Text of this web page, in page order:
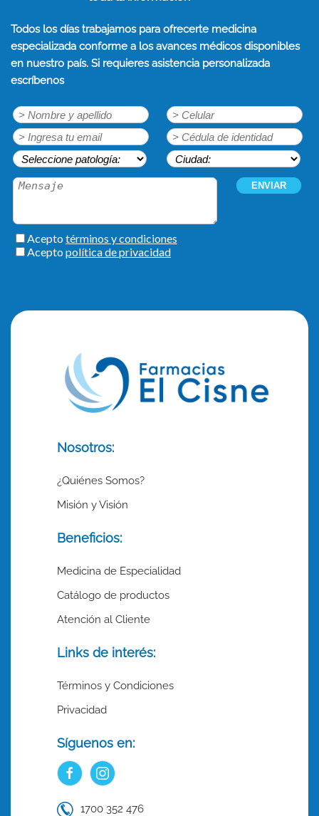
Todos los días trabajamos para ofrecerte medicina
especializada conforme a los avances médicos disponibles
en nuestro país. Si requieres asistencia personalizada
escríbenos
Nosotros:
¿Quiénes Somos?
Misión y Visión
Beneficios:
Medicina de Especialidad
Catálogo de productos
Atención al Cliente
Links de interés:
Términos y Condiciones
Privacidad
Síguenos en:
1700 352 476